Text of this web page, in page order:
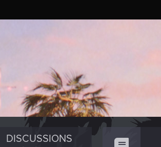
DISCUSSIONS